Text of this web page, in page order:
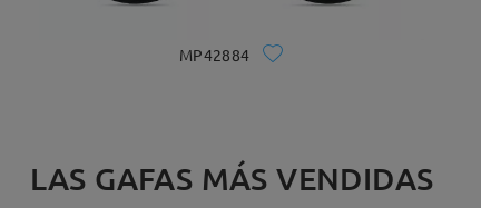
MP42884
LAS GAFAS MÁS VENDIDAS